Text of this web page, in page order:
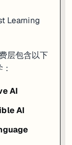
Learning
层包含以下
AI
AI